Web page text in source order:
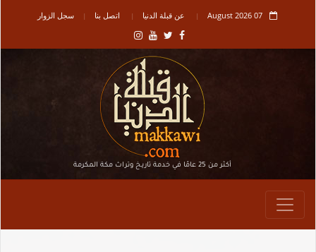
07 August 2026 عن قبلة الدنيا اتصل بنا سجل الزوار
أكثر من 25 عامًا في خدمة تاريـخ وتراث مكة المكرمة